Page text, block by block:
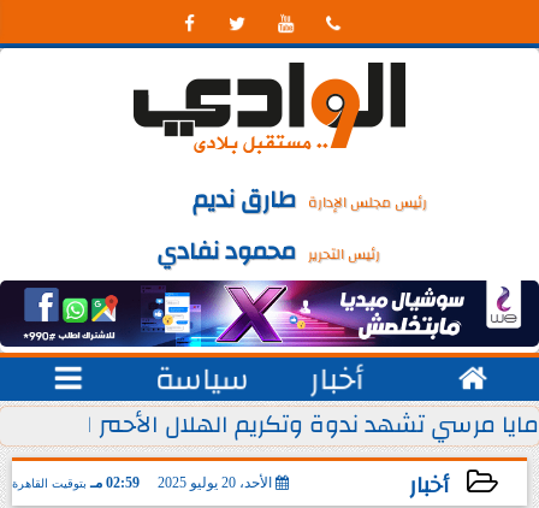
   
رئيس مجلس الإدارة طارق نديم
رئيس التحرير محمود نفادي
 أخبار سياسة 
يوليو من كل عام
مايا مرسي تشهد ندوة وتكريم الهلال الأحمر
أخبار الأحد، 20 يوليو 2025 02:59 مـ بتوقيت القاهرة